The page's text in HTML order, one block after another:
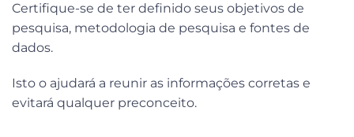
Certifique-se de ter definido seus objetivos de
pesquisa, metodologia de pesquisa e fontes de
dados.
Isto o ajudará a reunir as informações corretas e
evitará qualquer preconceito.